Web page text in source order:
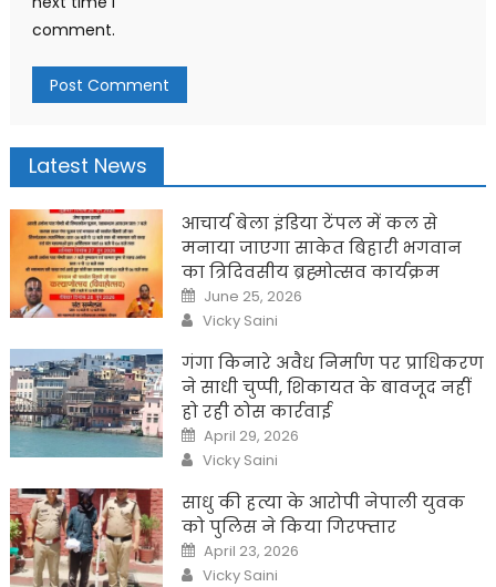
comment.
Latest News
आचार्य बेला इंडिया टेंपल में कल से
मनाया जाएगा साकेत बिहारी भगवान
का त्रिदिवसीय ब्रह्मोत्सव कार्यक्रम
Posted
on
June 25, 2026
Author
Vicky Saini
गंगा किनारे अवैध निर्माण पर प्राधिकरण
ने साधी चुप्पी, शिकायत के बावजूद नहीं
हो रही ठोस कार्रवाई
Posted
on
April 29, 2026
Author
Vicky Saini
साधु की हत्या के आरोपी नेपाली युवक
को पुलिस ने किया गिरफ्तार
Posted
on
April 23, 2026
Author
Vicky Saini